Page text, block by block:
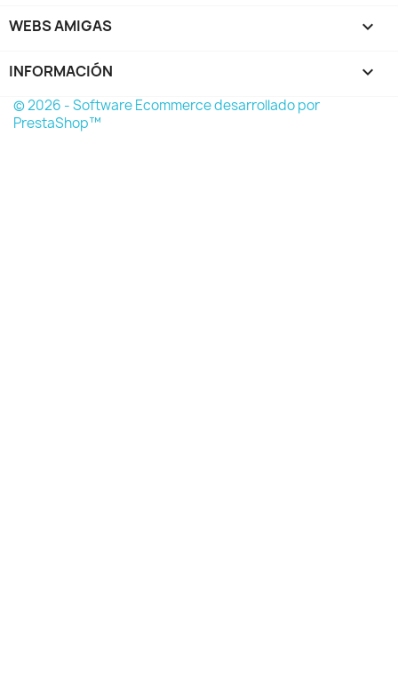
WEBS AMIGAS 
INFORMACIÓN keyboard_arrow_down
© 2026 - Software Ecommerce desarrollado por
PrestaShop™